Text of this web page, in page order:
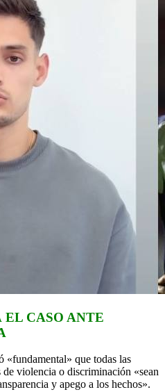
CASO ANTE
«fundamental» que todas las
violencia o discriminación «sean
y apego a los hechos».